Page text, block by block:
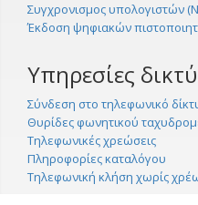
Συγχρονισμος υπολογιστών
Έκδοση ψηφιακών
Υπηρεσίες
Σύνδεση στο τηλεφωνικό
Θυρίδες φωνητικού
Τηλεφωνικές χρεώσεις
Πληροφορίες καταλόγου
Τηλεφωνική κλήση χωρίς